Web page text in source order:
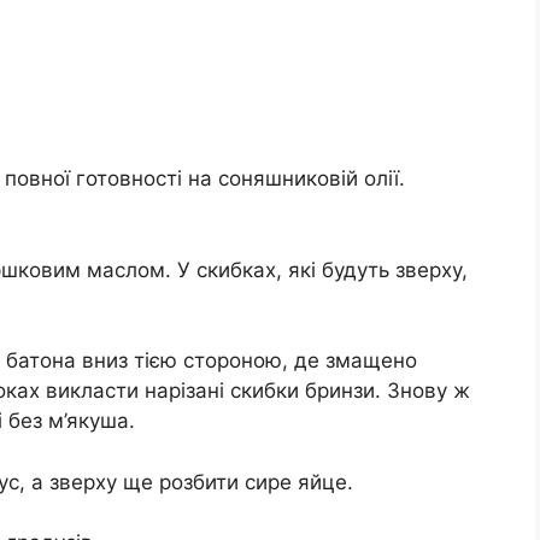
готовності на соняшниковій олії.
маслом. У скибках, які будуть зверху,
вниз тією стороною, де змащено
викласти нарізані скибки бринзи. Знову ж
м’якуша.
а зверху ще розбити сире яйце.